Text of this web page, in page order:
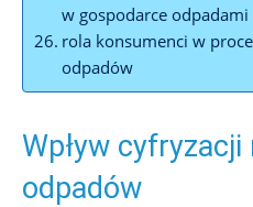
w gospodarce odpadami
rola konsumenci w
odpadów
Wpływ
odpadów